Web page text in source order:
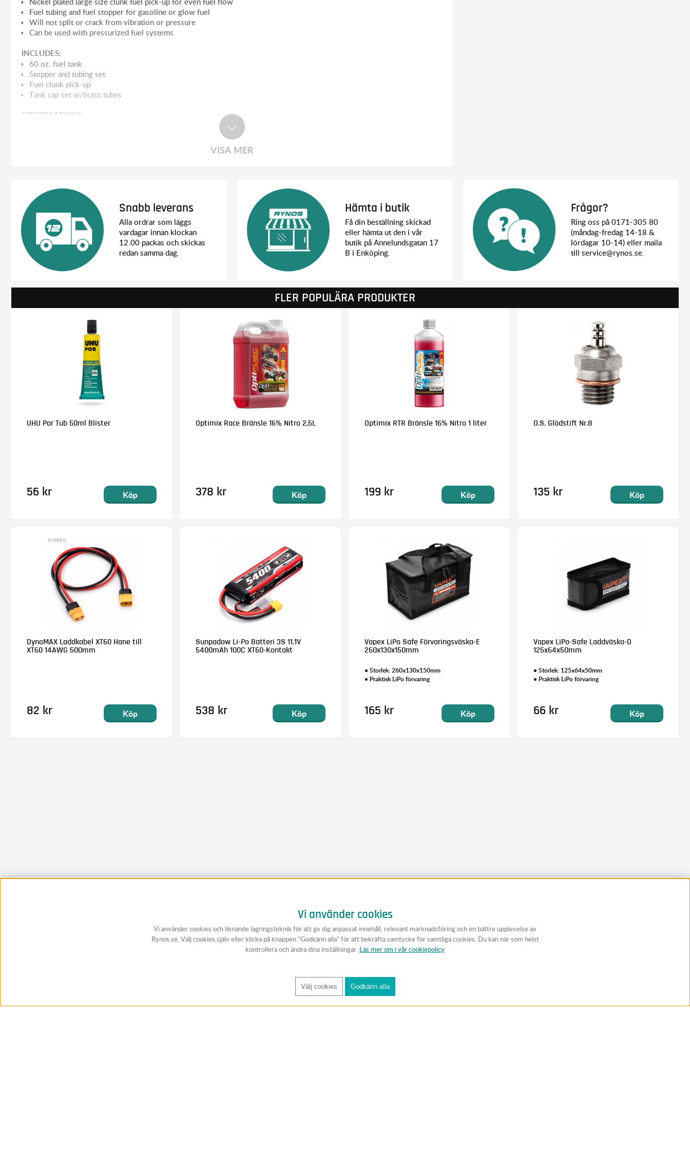
Fuel tubing and fuel stopper for gasoline or glow fuel
Will not split or crack from vibration or pressure
Can be used with pressurized fuel systems
INCLUDES:
60 oz. fuel tank
Stopper and tubing set
Fuel clunk pick-up
Tank cap set w/brass tubes
SPECIFICATIONS:
VISA MER
Snabb leverans
Alla ordrar som läggs
vardagar innan klockan
12.00 packas och skickas
redan samma dag.
Hämta i butik
Få din beställning skickad
eller hämta ut den i vår
butik på Annelundsgatan 17
B i Enköping.
Frågor?
Ring oss på 0171-305 80
(måndag-fredag 14-18 &
lördagar 10-14) eller maila
till service@rynos.se.
FLER POPULÄRA PRODUKTER
UHU Por Tub 50ml Blister
56 kr Köp
Optimix Race Bränsle 16% Nitro 2,5L
378 kr Köp
Optimix RTR Bränsle 16% Nitro 1 liter
199 kr Köp
O.S. Glödstift Nr.8
135 kr Köp
DynoMAX Laddkabel XT60 Hane till
XT60 14AWG 500mm
82 kr Köp
Sunpadow Li-Po Batteri 3S 11.1V
5400mAh 100C XT60-Kontakt
538 kr Köp
Vapex LiPo Safe Förvaringsväska-E
260x130x150mm
• Storlek: 260x130x150mm
• Praktisk LiPo förvaring
165 kr Köp
Vapex LiPo-Safe Laddväska-D
125x64x50mm
• Storlek: 125x64x50mm
• Praktisk LiPo förvaring
66 kr Köp
Vi använder cookies
Vi använder cookies och liknande lagringsteknik för att ge dig anpassat innehåll, relevant marknadsföring och en bättre upplevelse av
Rynos.se. Välj cookies själv eller klicka på knappen “Godkänn alla” för att bekräfta samtycke för samtliga cookies. Du kan när som helst
kontrollera och ändra dina inställningar. Läs mer om i vår cookiepolicy
Välj cookies Godkänn alla